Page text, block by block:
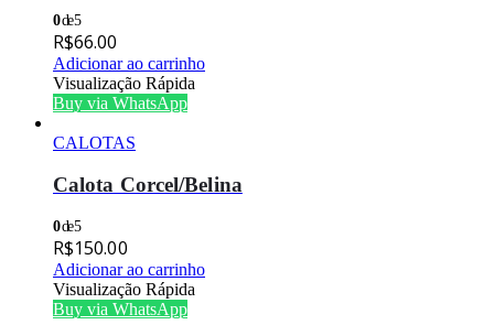
0de 5
R$66.00
Adicionar ao carrinho
Visualização Rápida
Buy via WhatsApp
CALOTAS
Calota Corcel/Belina
0de 5
R$150.00
Adicionar ao carrinho
Visualização Rápida
Buy via WhatsApp